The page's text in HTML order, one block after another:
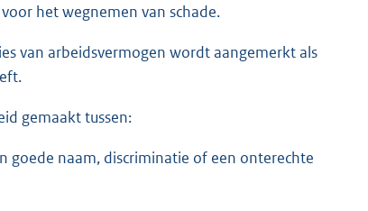
het wegnemen van schade.
van arbeidsvermogen wordt aangemerkt als
gemaakt tussen:
goede naam, discriminatie of een onterechte